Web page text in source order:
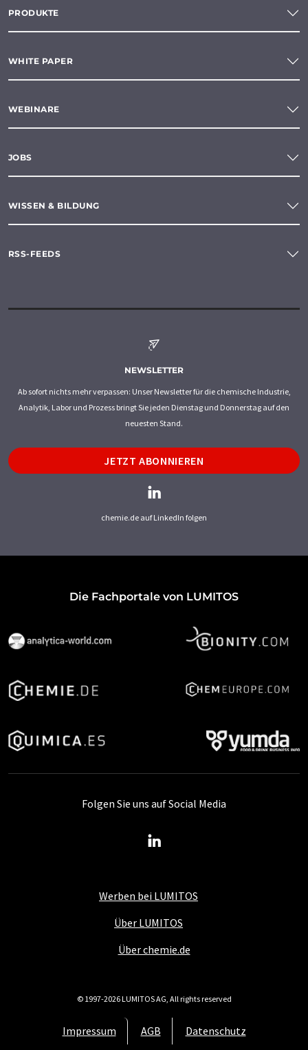
PRODUKTE
WHITE PAPER
WEBINARE
JOBS
WISSEN & BILDUNG
RSS-FEEDS
NEWSLETTER
Ab sofort nichts mehr verpassen: Unser Newsletter für die chemische Industrie,
Analytik, Labor und Prozess bringt Sie jeden Dienstag und Donnerstag auf den
neuesten Stand.
JETZT ABONNIEREN
chemie.de auf LinkedIn folgen
Die Fachportale von LUMITOS
Werben bei LUMITOS
Über LUMITOS
Über chemie.de
Impressum AGB Datenschutz
Folgen Sie uns auf Social Media
© 1997-2026 LUMITOS AG, All rights reserved